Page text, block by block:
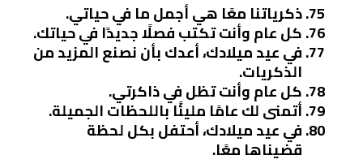
ذكرياتنا معًا هي أجمل ما في حياتي.
كل عام وأنت تكتب فصلًا جديدًا في حياتك.
في عيد ميلادك، أعدك بأن نصنع المزيد من
الذكريات.
كل عام وأنت تظل في ذاكرتي.
أتمنى لك عامًا مليئًا باللحظات الجميلة.
في عيد ميلادك، أحتفل بكل لحظة
قضيناها معًا.